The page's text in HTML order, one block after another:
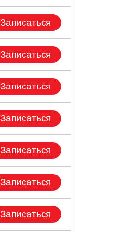
Записаться
Записаться
Записаться
Записаться
Записаться
Записаться
Записаться